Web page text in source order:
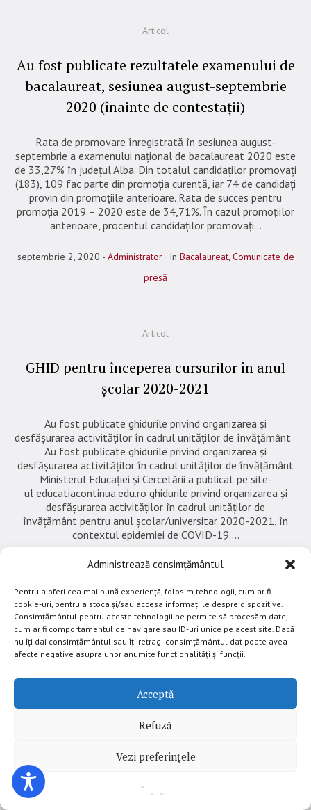
Administrează consimțământul
Pentru a oferi cea mai bună experiență, folosim tehnologii, cum ar fi
cookie-uri, pentru a stoca și/sau accesa informațiile despre dispozitive.
Consimțământul pentru aceste tehnologii ne permite să procesăm date,
cum ar fi comportamentul de navigare sau ID-uri unice pe acest site. Dacă
nu îți dai consimțământul sau îți retragi consimțământul dat poate avea
afecte negative asupra unor anumite funcționalități și funcții.
Acceptă
Refuză
Vezi preferințele
Articol
Au fost publicate rezultatele examenului de
bacalaureat, sesiunea august-septembrie
2020 (înainte de contestații)
Rata de promovare înregistrată în sesiunea august-
septembrie a examenului naţional de bacalaureat 2020 este
de 33,27% în județul Alba. Din totalul candidaților promovați
(183), 109 fac parte din promoţia curentă, iar 74 de candidaţi
provin din promoţiile anterioare. Rata de succes pentru
promoția 2019 – 2020 este de 34,71%. În cazul promoțiilor
anterioare, procentul candidaților promovați...
septembrie 2, 2020 Administrator In Bacalaureat, Comunicate de
presă
Articol
GHID pentru începerea cursurilor în anul
școlar 2020-2021
Au fost publicate ghidurile privind organizarea și
desfășurarea activităților în cadrul unităților de învățământ
Au fost publicate ghidurile privind organizarea și
desfășurarea activităților în cadrul unităților de învățământ
Ministerul Educației și Cercetării a publicat pe site-
ul educatiacontinua.edu.ro ghidurile privind organizarea și
desfășurarea activităților în cadrul unităților de
învățământ pentru anul școlar/universitar 2020-2021, în
contextul epidemiei de COVID-19....
septembrie 1, 2020 Administrator InComunicate de presă
Documente de interes public
Articol
Ministerul Educației și Cercetării lansează
educatiacontinua.edu.ro, instrument online
de informare privind reluarea activității în
portalul educatiacontinua.edu.ro, instrument online de
informare, dedicat tuturor celor interesați de contextul